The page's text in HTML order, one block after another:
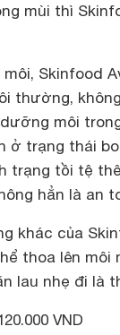
mùi thì
Skinfood
thường,
môi
ở trạng thái
trạng tồi tệ
hẳn là an
khác của
thoa lên
lau nhẹ đi là
VND